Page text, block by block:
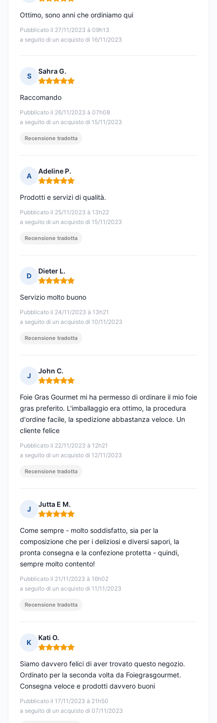
Nota: 5 su 5
Pubblicato il 27/11/2023 à 09h13
a seguito di un acquisto di 16/11/2023
Ottimo, sono anni che ordiniamo qui
S
Sahra G.
Nota: 5 su 5
Pubblicato il 26/11/2023 à 07h08
a seguito di un acquisto di 15/11/2023
Raccomando
Recensione tradotta
A
Adeline P.
Nota: 5 su 5
Pubblicato il 25/11/2023 à 13h22
a seguito di un acquisto di 15/11/2023
Prodotti e servizi di qualità.
Recensione tradotta
D
Dieter L.
Nota: 5 su 5
Pubblicato il 24/11/2023 à 13h21
a seguito di un acquisto di 10/11/2023
Servizio molto buono
Recensione tradotta
J
John C.
Nota: 5 su 5
Pubblicato il 22/11/2023 à 12h21
a seguito di un acquisto di 12/11/2023
Foie Gras Gourmet mi ha permesso di ordinare il mio foie
gras preferito. L'imballaggio era ottimo, la procedura
d'ordine facile, la spedizione abbastanza veloce. Un
cliente felice
Recensione tradotta
J
Jutta E M.
Nota: 5 su 5
Pubblicato il 21/11/2023 à 16h02
a seguito di un acquisto di 11/11/2023
Come sempre - molto soddisfatto, sia per la
composizione che per i deliziosi e diversi sapori, la
pronta consegna e la confezione protetta - quindi,
sempre molto contento!
Recensione tradotta
K
Kati O.
Nota: 5 su 5
Pubblicato il 17/11/2023 à 21h50
a seguito di un acquisto di 07/11/2023
Siamo davvero felici di aver trovato questo negozio.
Ordinato per la seconda volta da Foiegrasgourmet.
Consegna veloce e prodotti davvero buoni